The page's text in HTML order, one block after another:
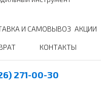
И САМОВЫВОЗ АКЦИИ
КОНТАКТЫ
271-00-30